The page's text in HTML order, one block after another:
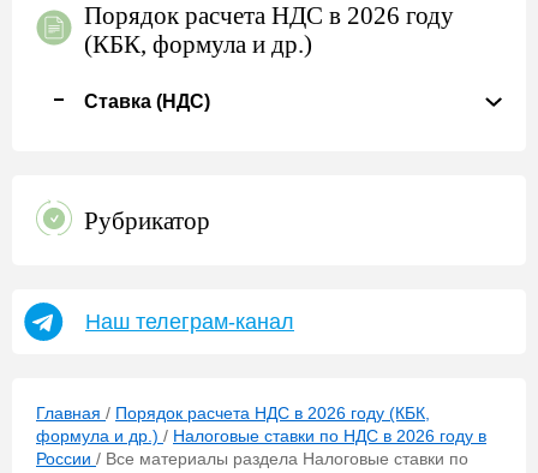
Порядок расчета НДС в 2026 году
(КБК, формула и др.)
Ставка (НДС)
Рубрикатор
Наш телеграм-канал
Главная / Порядок расчета НДС в 2026 году (КБК,
формула и др.) / Налоговые ставки по НДС в 2026 году в
России / Все материалы раздела Налоговые ставки по